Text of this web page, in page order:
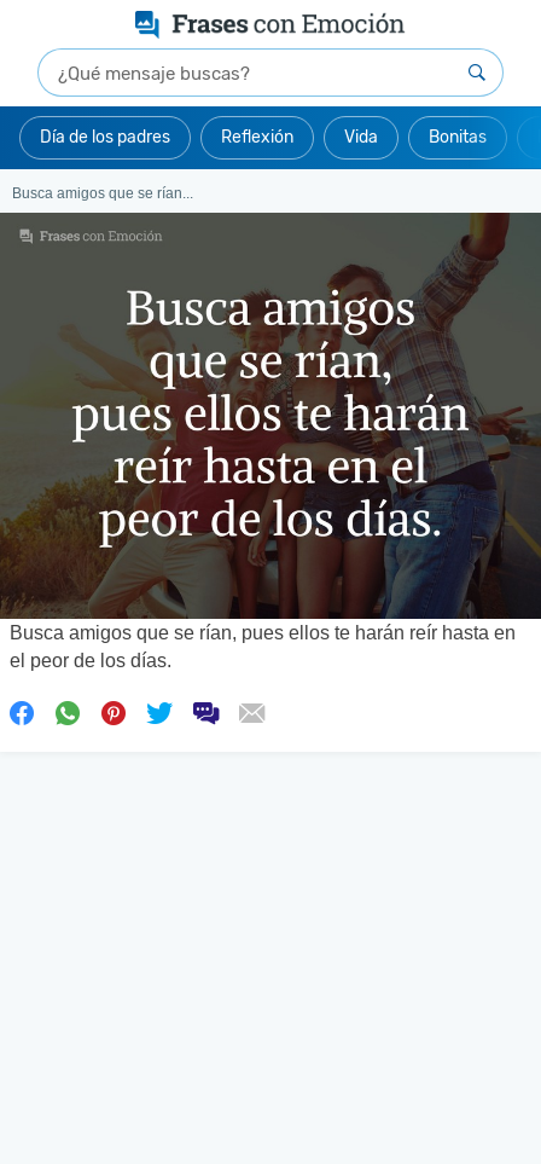
Día de los padres Reflexión Vida Bonitas
Busca amigos que se rían...
Busca amigos que se rían, pues ellos te harán reír hasta en
el peor de los días.